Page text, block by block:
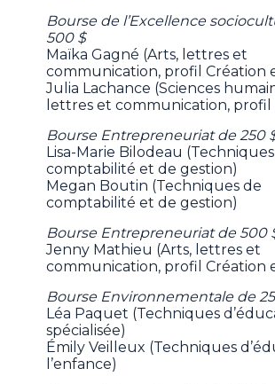
Bourse de l’Excellence
500 $
Maïka Gagné (Arts, lettres et
communication, profil Création
Julia Lachance (Sciences
lettres et communication, profil
Bourse Entrepreneuriat de 250
Lisa-Marie Bilodeau
comptabilité et de gestion)
Megan Boutin (Techniques de
comptabilité et de gestion)
Bourse Entrepreneuriat de 500
Jenny Mathieu (Arts, lettres et
communication, profil Création
Bourse Environnementale de
Léa Paquet (Techniques
spécialisée)
Émily Veilleux (Techniques
l’enfance)